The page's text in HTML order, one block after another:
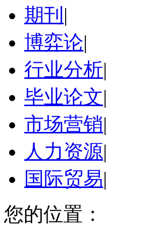
期刊 |
博弈论|
行业分析|
毕业论文|
市场营销|
人力资源|
国际贸易|
您的位置：